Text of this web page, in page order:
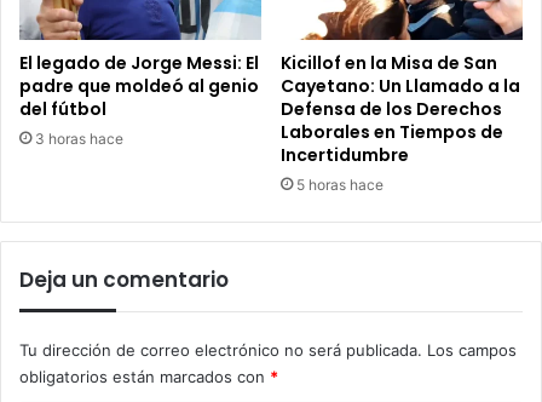
El legado de Jorge Messi: El
padre que moldeó al genio
del fútbol
3 horas hace
Kicillof en la Misa de San
Cayetano: Un Llamado a la
Defensa de los Derechos
Laborales en Tiempos de
Incertidumbre
5 horas hace
Deja un comentario
Tu dirección de correo electrónico no será publicada. Los campos
obligatorios están marcados con *